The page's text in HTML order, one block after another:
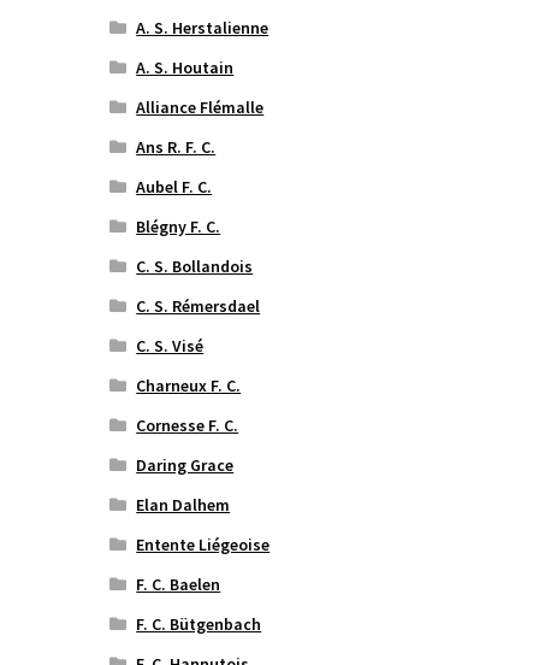
A. S. Herstalienne
A. S. Houtain
Alliance Flémalle
Ans R. F. C.
Aubel F. C.
Blégny F. C.
C. S. Bollandois
C. S. Rémersdael
C. S. Visé
Charneux F. C.
Cornesse F. C.
Daring Grace
Elan Dalhem
Entente Liégeoise
F. C. Baelen
F. C. Bütgenbach